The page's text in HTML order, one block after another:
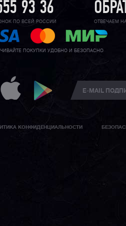
93 36
ПО ВСЕЙ РОССИИ ОТВЕЧАЕМ
ПОКУПКИ УДОБНО И БЕЗОПАСНО
КОНФИДЕНЦИАЛЬНОСТИ